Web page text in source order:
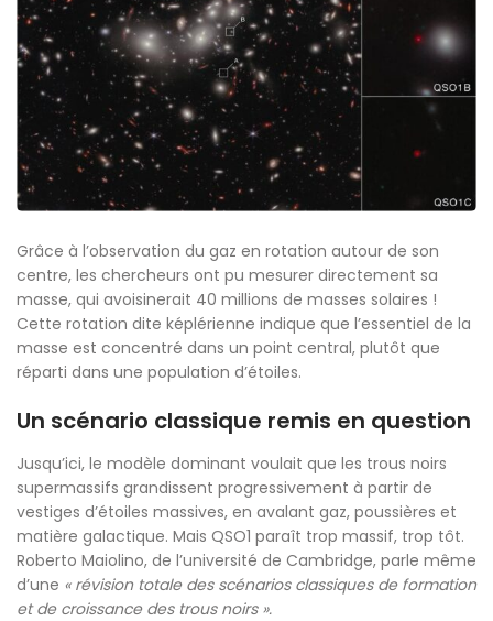
Grâce à l’observation du gaz en rotation autour de son
centre, les chercheurs ont pu mesurer directement sa
masse, qui avoisinerait 40 millions de masses solaires !
Cette rotation dite képlérienne indique que l’essentiel de la
masse est concentré dans un point central, plutôt que
réparti dans une population d’étoiles.
Un scénario classique remis en question
Jusqu’ici, le modèle dominant voulait que les trous noirs
supermassifs grandissent progressivement à partir de
vestiges d’étoiles massives, en avalant gaz, poussières et
matière galactique. Mais QSO1 paraît trop massif, trop tôt.
Roberto Maiolino, de l’université de Cambridge, parle même
d’une « révision totale des scénarios classiques de formation
et de croissance des trous noirs ».